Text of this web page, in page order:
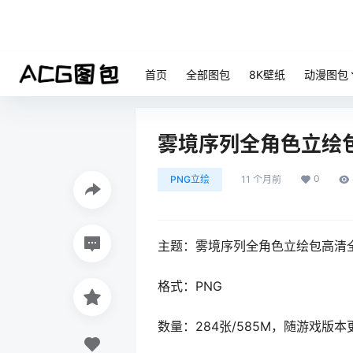
首页 全部图包 8K壁纸 动漫图包
雾境序列全角色立绘
PNG立绘 11 个月前 0
主题：雾境序列全角色立绘包高
格式：PNG
数量：284张/585M，随游戏版本